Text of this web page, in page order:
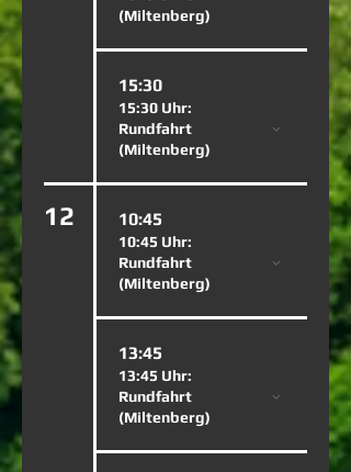
(Miltenberg)
15:30
15:30 Uhr:
Rundfahrt
(Miltenberg)
12 10:45
10:45 Uhr:
Rundfahrt
(Miltenberg)
13:45
13:45 Uhr:
Rundfahrt
(Miltenberg)